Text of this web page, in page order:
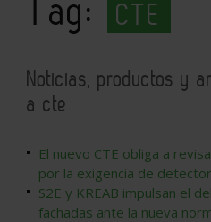
Tag: CTE
Noticias, productos y
a cte
El nuevo CTE obliga a
por la exigencia de
S2E y KREAB impulsan el
fachadas ante la nueva